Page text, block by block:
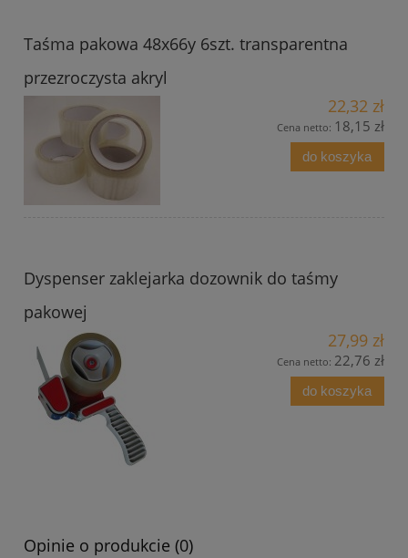
Taśma pakowa 48x66y 6szt. transparentna
przezroczysta akryl
22,32 zł
Cena netto: 18,15 zł
do koszyka
Dyspenser zaklejarka dozownik do taśmy
pakowej
27,99 zł
Cena netto: 22,76 zł
do koszyka
Opinie o produkcie (0)